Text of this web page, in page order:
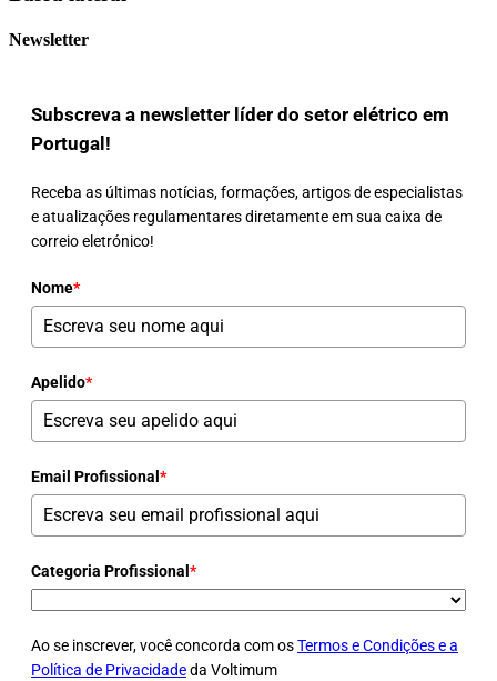
Newsletter
Subscreva a newsletter líder do setor elétrico em
Portugal!
Receba as últimas notícias, formações, artigos de especialistas
e atualizações regulamentares diretamente em sua caixa de
correio eletrónico!
Nome*
Apelido*
Email Profissional *
Categoria Profissional *
Ao se inscrever, você concorda com osTermos e Condições e a
Política de Privacidadeda Voltimum